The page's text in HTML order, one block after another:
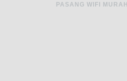
PASANG WIFI MURAH